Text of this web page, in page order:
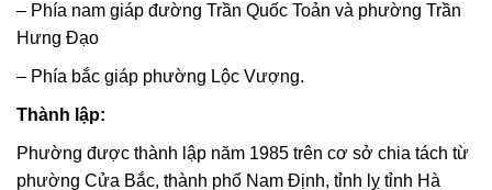
– Phía nam giáp đường Trần Quốc Toản và phường Trần
Hưng Đạo
– Phía bắc giáp phường Lộc Vượng.
Thành lập:
Phường được thành lập năm 1985 trên cơ sở chia tách từ
phường Cửa Bắc, thành phố Nam Định, tỉnh lỵ tỉnh Hà